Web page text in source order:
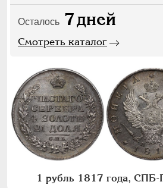
Осталось 7дней
Смотреть каталог
1 рубль 1817 года,